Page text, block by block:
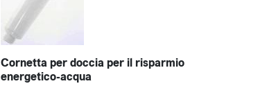
Cornetta per doccia per il risparmio
energetico-acqua